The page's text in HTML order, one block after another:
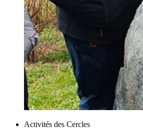
Activités des Cercles